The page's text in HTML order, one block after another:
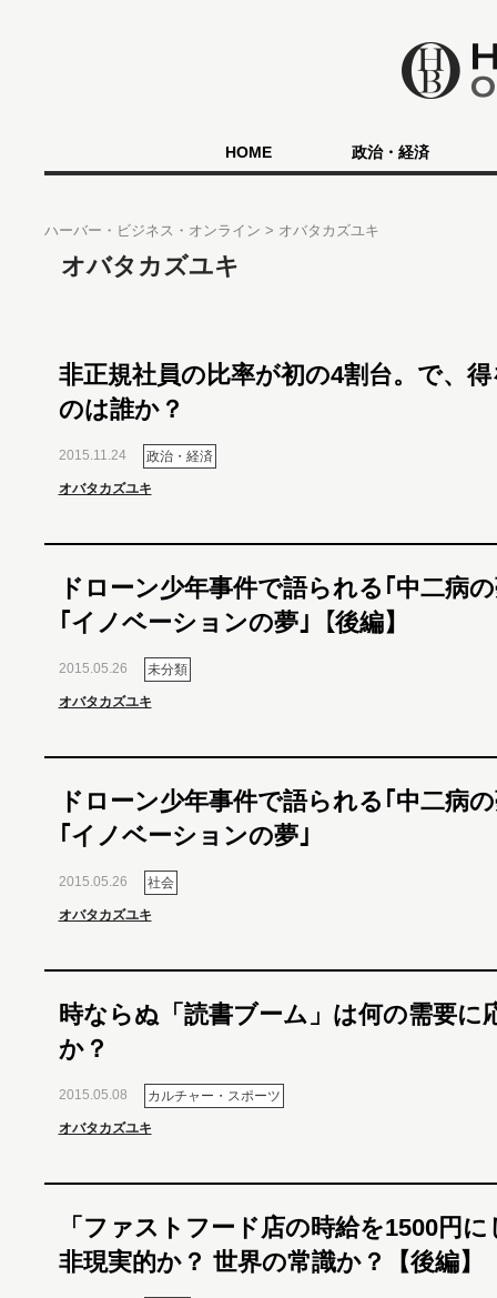
HOME 政治・経済
ハーバー・ビジネス・オンライン オバタカズユキ
オバタカズユキ
非正規社員の比率が初の4割台。で、
のは誰か？
2015.11.24 政治・経済
オバタカズユキ
ドローン少年事件で語られる｢中二病
｢イノベーションの夢｣【後編】
2015.05.26 未分類
オバタカズユキ
ドローン少年事件で語られる｢中二病
｢イノベーションの夢｣
2015.05.26 社会
オバタカズユキ
時ならぬ「読書ブーム」は何の需要に
か？
2015.05.08 カルチャー・スポーツ
オバタカズユキ
「ファストフード店の時給を1500円
非現実的か？ 世界の常識か？【後編】